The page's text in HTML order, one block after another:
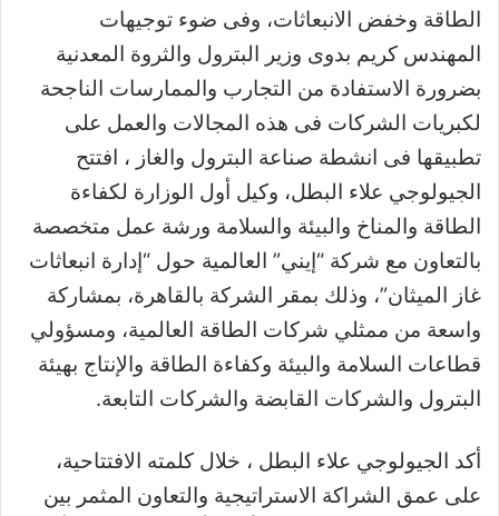
الطاقة وخفض الانبعاثات، وفى ضوء توجيهات
المهندس كريم بدوى وزير البترول والثروة المعدنية
بضرورة الاستفادة من التجارب والممارسات الناجحة
لكبريات الشركات فى هذه المجالات والعمل على
تطبيقها فى انشطة صناعة البترول والغاز ، افتتح
الجيولوجي علاء البطل، وكيل أول الوزارة لكفاءة
الطاقة والمناخ والبيئة والسلامة ورشة عمل متخصصة
بالتعاون مع شركة “إيني” العالمية حول “إدارة انبعاثات
غاز الميثان”، وذلك بمقر الشركة بالقاهرة، بمشاركة
واسعة من ممثلي شركات الطاقة العالمية، ومسؤولي
قطاعات السلامة والبيئة وكفاءة الطاقة والإنتاج بهيئة
البترول والشركات القابضة والشركات التابعة.
أكد الجيولوجي علاء البطل ، خلال كلمته الافتتاحية،
على عمق الشراكة الاستراتيجية والتعاون المثمر بين